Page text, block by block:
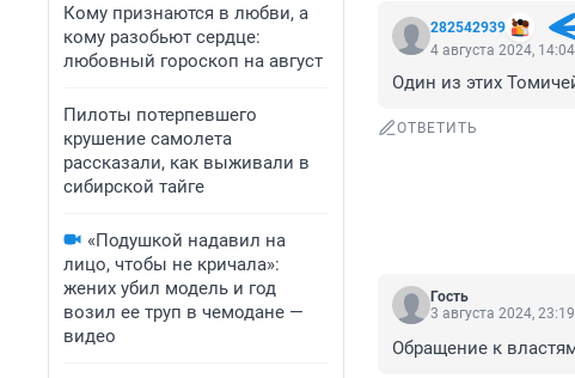
Кому признаются в любви, а
кому разобьют сердце:
любовный гороскоп на август
Пилоты потерпевшего
крушение самолета
рассказали, как выживали в
сибирской тайге
«Подушкой надавил на
лицо, чтобы не кричала»:
жених убил модель и год
возил ее труп в чемодане —
видео
282542939
4 августа 2024, 14:04
Один из этих
ОТВЕТИТЬ
Гость
3 августа 2024, 23:19
Обращение к